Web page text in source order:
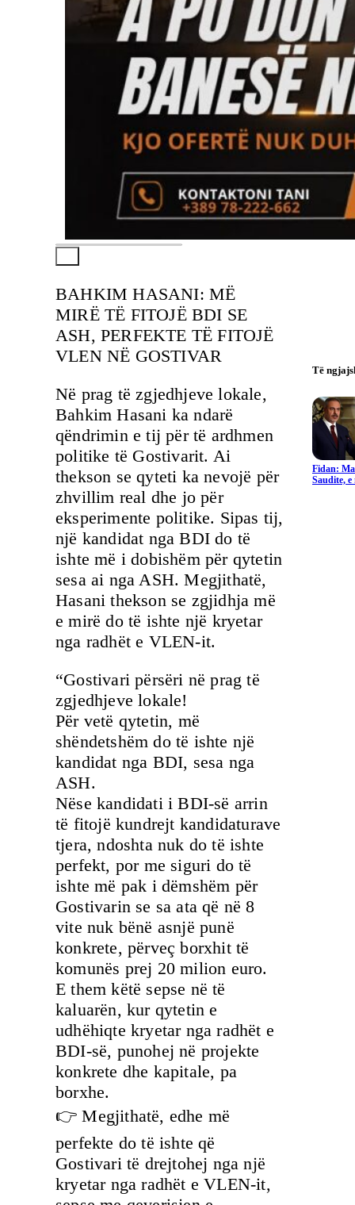
BAHKIM HASANI: MË
MIRË TË FITOJË BDI SE
ASH, PERFEKTE TË FITOJË
VLEN NË GOSTIVAR
Në prag të zgjedhjeve lokale,
Bahkim Hasani ka ndarë
qëndrimin e tij për të ardhmen
politike të Gostivarit. Ai
thekson se qyteti ka nevojë për
zhvillim real dhe jo për
eksperimente politike. Sipas tij,
një kandidat nga BDI do të
ishte më i dobishëm për qytetin
sesa ai nga ASH. Megjithatë,
Hasani thekson se zgjidhja më
e mirë do të ishte një kryetar
nga radhët e VLEN-it.
“Gostivari përsëri në prag të
zgjedhjeve lokale!
Për vetë qytetin, më
shëndetshëm do të ishte një
kandidat nga BDI, sesa nga
ASH.
Nëse kandidati i BDI-së arrin
të fitojë kundrejt kandidaturave
tjera, ndoshta nuk do të ishte
perfekt, por me siguri do të
ishte më pak i dëmshëm për
Gostivarin se sa ata që në 8
vite nuk bënë asnjë punë
konkrete, përveç borxhit të
komunës prej 20 milion euro.
E them këtë sepse në të
kaluarën, kur qytetin e
udhëhiqte kryetar nga radhët e
BDI-së, punohej në projekte
konkrete dhe kapitale, pa
borxhe.
👉 Megjithatë, edhe më
perfekte do të ishte që
Gostivari të drejtohej nga një
kryetar nga radhët e VLEN-it,
Të
Fidan:
Saudite,